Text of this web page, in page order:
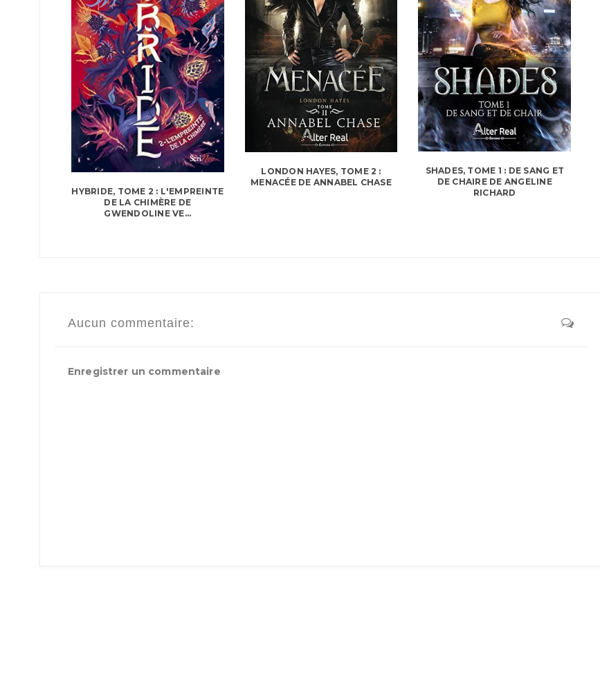
HYBRIDE, TOME 2 : L'EMPREINTE
DE LA CHIMÈRE DE
GWENDOLINE VE...
LONDON HAYES, TOME 2 :
MENACÉE DE ANNABEL CHASE
SHADES, TOME 1 : DE SANG ET
DE CHAIRE DE ANGELINE
RICHARD
Aucun commentaire:
Enregistrer un commentaire